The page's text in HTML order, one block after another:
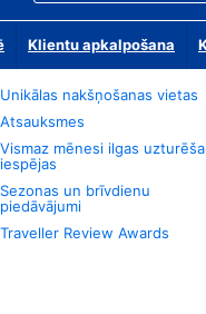
Klientu apkalpošana
Unikālas nakšņošanas vietas
Atsauksmes
Vismaz mēnesi ilgas
iespējas
Sezonas un brīvdienu
piedāvājumi
Traveller Review Awards